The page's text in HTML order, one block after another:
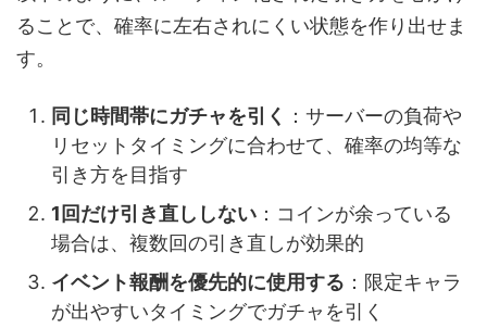
ることで、確率に左右されにくい状態を作り出せま
す。
同じ時間帯にガチャを引く
：サーバーの負荷や
リセットタイミングに合わせて、確率の均等な
引き方を目指す
1回だけ引き直ししない ：コインが余っている
場合は、複数回の引き直しが効果的
イベント報酬を優先的に使用する ：限定キャラ
が出やすいタイミングでガチャを引く